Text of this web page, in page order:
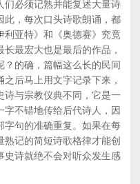
们必须记熟并能复述大量诗
此，每次口头诗歌朗诵，都
利亚特》和《奥德赛》究竟
最宏大也是最后的作品，
？的确，篇幅这么长的民间
后马上用文字记录下来，
诗与宗教仪典不同，它是一
不错地传给后代诗人，因
字句的准确重复。如果在每
记的简短诗歌格律才能创
史诗就绝不会对听众发生感